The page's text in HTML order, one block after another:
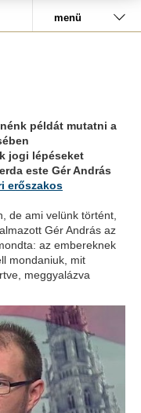
menü
példát mutatni a
jogi lépéseket
este Gér András
erőszakos
de ami velünk történt,
Gér András az
az embereknek
mondaniuk, mit
meggyalázva